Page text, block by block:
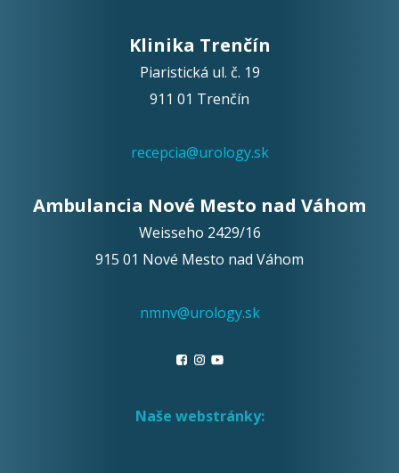
Klinika Trenčín
Piaristická ul. č. 19
911 01 Trenčín
recepcia@urology.sk
Ambulancia Nové Mesto nad Váhom
Weisseho 2429/16
915 01 Nové Mesto nad Váhom
nmnv@urology.sk
Naše webstránky: